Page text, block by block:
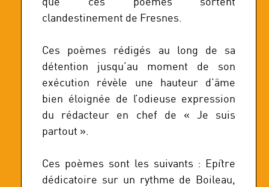
clandestinement de Fresnes.
Ces poèmes rédigés au long de sa
détention jusqu’au moment de son
exécution révèle une hauteur d’âme
bien éloignée de l’odieuse expression
du rédacteur en chef de « Je suis
partout ».
Ces poèmes sont les suivants : Epître
dédicatoire sur un rythme de Boileau,